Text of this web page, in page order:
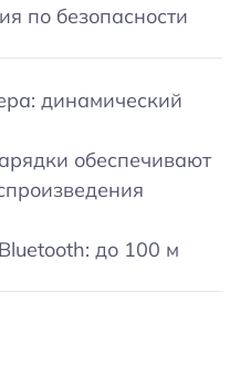
по безопасности
динамический
обеспечивают
до 100 м